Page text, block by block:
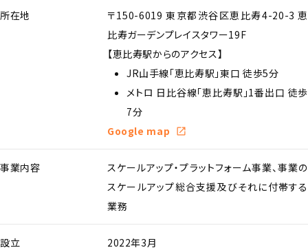
所在地
〒150-6019 東京都渋谷区恵比寿4-20-3 恵
比寿ガーデンプレイスタワー19F
【恵比寿駅からのアクセス】
JR山手線「恵比寿駅」東口 徒歩5分
メトロ 日比谷線「恵比寿駅」1番出口 徒歩
7分
Google map
事業内容
スケールアップ・プラットフォーム事業、事業の
スケールアップ総合支援及びそれに付帯する
業務
設立 2022年3月